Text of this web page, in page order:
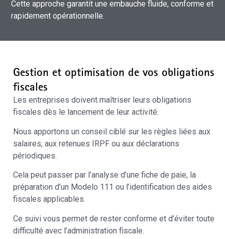
Cette approche garantit une embauche fluide, conforme et
rapidement opérationnelle.
Gestion et optimisation de vos obligations
fiscales
Les entreprises doivent maîtriser leurs obligations
fiscales dès le lancement de leur activité.
Nous apportons un conseil ciblé sur les règles liées aux
salaires, aux retenues IRPF ou aux déclarations
périodiques.
Cela peut passer par l’analyse d’une fiche de paie, la
préparation d’un Modelo 111 ou l’identification des aides
fiscales applicables.
Ce suivi vous permet de rester conforme et d’éviter toute
difficulté avec l’administration fiscale.